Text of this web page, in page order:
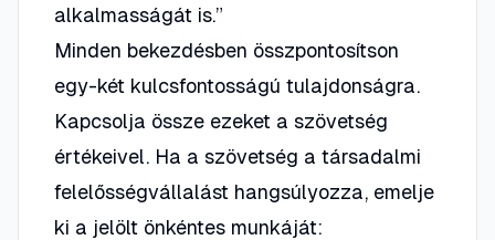
alkalmasságát is.”
Minden bekezdésben összpontosítson
egy-két kulcsfontosságú tulajdonságra.
Kapcsolja össze ezeket a szövetség
értékeivel. Ha a szövetség a társadalmi
felelősségvállalást hangsúlyozza, emelje
ki a jelölt önkéntes munkáját: